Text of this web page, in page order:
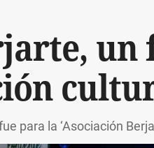
un
para la ‘Asociación